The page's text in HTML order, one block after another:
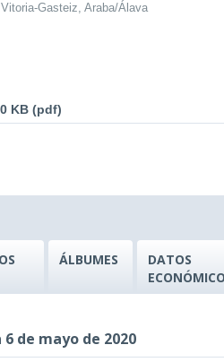
Gasteiz, Araba/Álava
KB (pdf)
ÁLBUMES
DATOS
de mayo de 2020